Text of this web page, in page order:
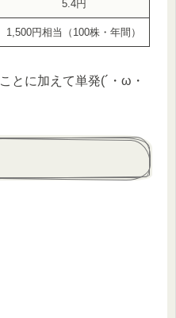
5.4円
1,500円相当（100株・年間）
とに加えて単発(´・ω・